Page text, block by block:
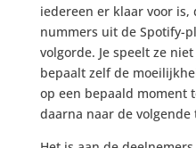
iedereen er klaar voor
nummers uit de Spotify-
volgorde. Je speelt ze
bepaalt zelf de
op een bepaald moment
daarna naar de volgende